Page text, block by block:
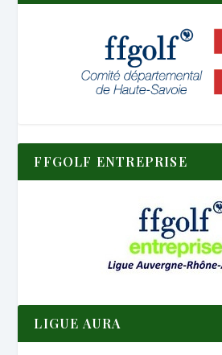
FFGOLF ENTREPRISE
LIGUE AURA